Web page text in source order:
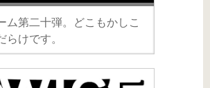
ム第二十弾。どこもかしこ
らけです。